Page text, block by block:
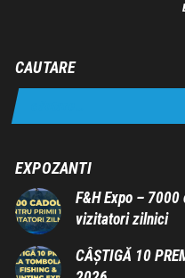
CAUTARE
EXPOZANTI
F&H Expo –
vizitatori zilnici
CÂȘTIGĂ 10